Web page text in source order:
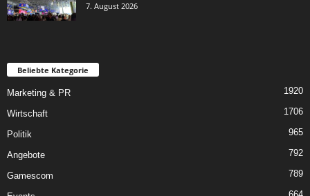
7. August 2026
Beliebte Kategorie
Marketing & PR 1920
Wirtschaft 1706
Politik 965
Angebote 792
Gamescom 789